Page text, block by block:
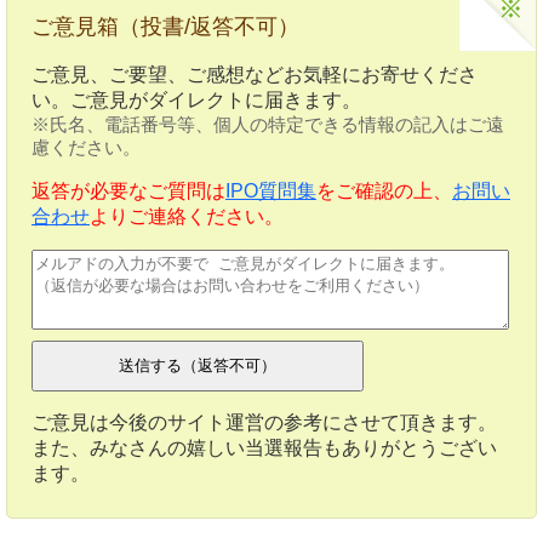
ご意見箱（投書/返答不可）
ご意見、ご要望、ご感想などお気軽にお寄せくださ
い。ご意見がダイレクトに届きます。
※氏名、電話番号等、個人の特定できる情報の記入はご遠
慮ください。
返答が必要なご質問は IPO質問集をご確認の上、 お問い
合わせよりご連絡ください。
ご意見は今後のサイト運営の参考にさせて頂きます。
また、みなさんの嬉しい当選報告もありがとうござい
ます。